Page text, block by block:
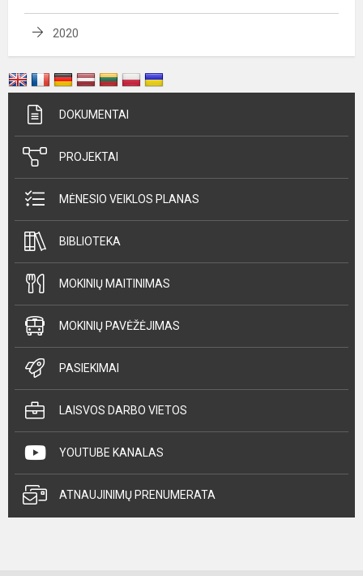
2020
DOKUMENTAI
PROJEKTAI
MĖNESIO VEIKLOS PLANAS
BIBLIOTEKA
MOKINIŲ MAITINIMAS
MOKINIŲ PAVĖŽĖJIMAS
PASIEKIMAI
LAISVOS DARBO VIETOS
YOUTUBE KANALAS
ATNAUJINIMŲ PRENUMERATA